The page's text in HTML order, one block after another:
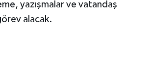
yazışmalar ve vatandaş
alacak.